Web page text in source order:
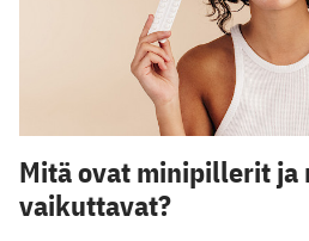
Mitä ovat minipillerit ja
vaikuttavat?